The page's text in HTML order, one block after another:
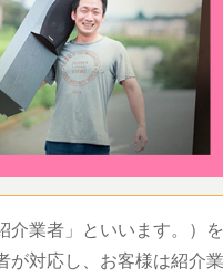
業者」といいます。）
対応し、お客様は紹介